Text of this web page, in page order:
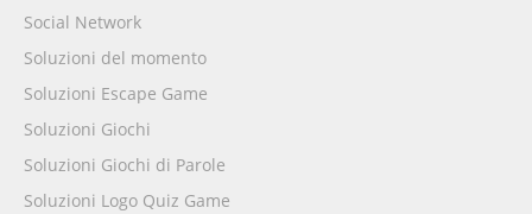
Social Network
Soluzioni del momento
Soluzioni Escape Game
Soluzioni Giochi
Soluzioni Giochi di Parole
Soluzioni Logo Quiz Game